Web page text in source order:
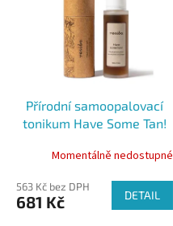
Přírodní samoopalovací
tonikum Have Some Tan!
Momentálně nedostupné
563 Kč bez DPH
681 Kč DETAIL